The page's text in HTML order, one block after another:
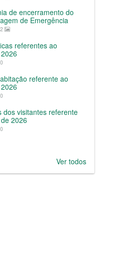
de encerramento do
de Emergência
referentes ao
referente ao
dos visitantes referente
2026
Ver todos